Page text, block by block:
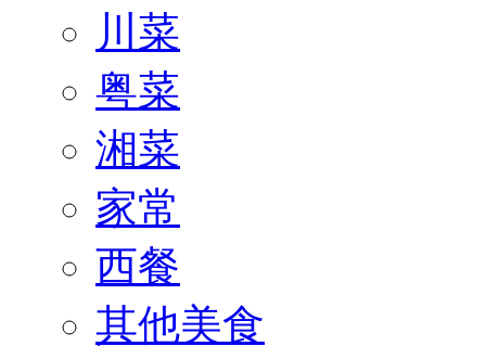
川菜
粤菜
湘菜
家常
西餐
其他美食